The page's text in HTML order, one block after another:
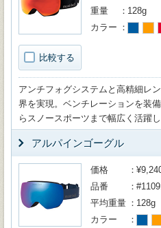
比較する
重量
128g
カラー
アンチフォグシステムと高精細レ
界を実現。ベンチレーションを装
らスノースポーツまで幅広く活躍し
アルパインゴーグル
価格
品番
平均重量
128g
カラー